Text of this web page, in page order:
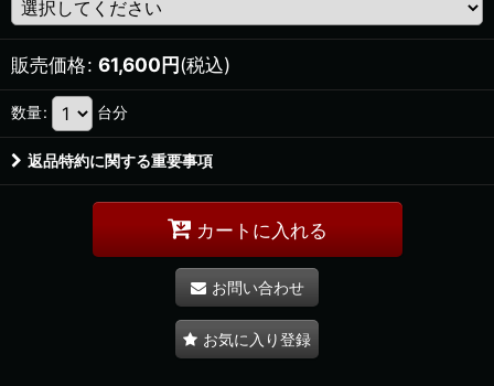
販売価格: 61,600円(税込)
数量: 台分
返品特約に関する重要事項
カートに入れる
お問い合わせ
お気に入り登録